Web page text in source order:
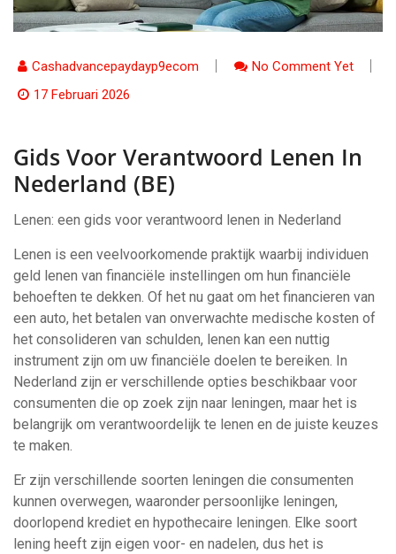
Cashadvancepaydayp9ecom
No Comment Yet
17 Februari 2026
Gids Voor Verantwoord Lenen In
Nederland (BE)
Lenen: een gids voor verantwoord lenen in Nederland
Lenen is een veelvoorkomende praktijk waarbij individuen
geld lenen van financiële instellingen om hun financiële
behoeften te dekken. Of het nu gaat om het financieren van
een auto, het betalen van onverwachte medische kosten of
het consolideren van schulden, lenen kan een nuttig
instrument zijn om uw financiële doelen te bereiken. In
Nederland zijn er verschillende opties beschikbaar voor
consumenten die op zoek zijn naar leningen, maar het is
belangrijk om verantwoordelijk te lenen en de juiste keuzes
te maken.
Er zijn verschillende soorten leningen die consumenten
kunnen overwegen, waaronder persoonlijke leningen,
doorlopend krediet en hypothecaire leningen. Elke soort
lening heeft zijn eigen voor- en nadelen, dus het is